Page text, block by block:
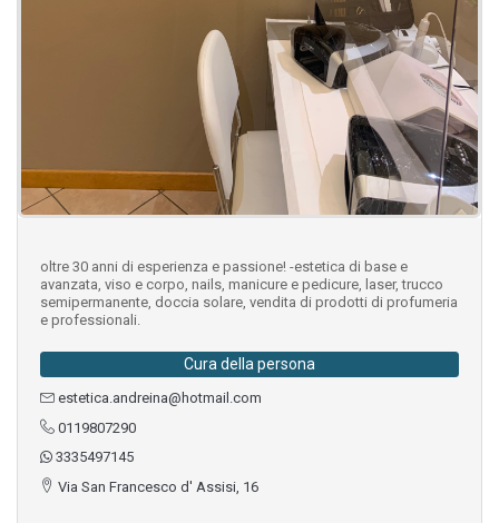
oltre 30 anni di esperienza e passione! -estetica di base e
avanzata, viso e corpo, nails, manicure e pedicure, laser, trucco
semipermanente, doccia solare, vendita di prodotti di profumeria
e professionali.
Cura della persona
estetica.andreina@hotmail.com
0119807290
3335497145
Via San Francesco d' Assisi, 16